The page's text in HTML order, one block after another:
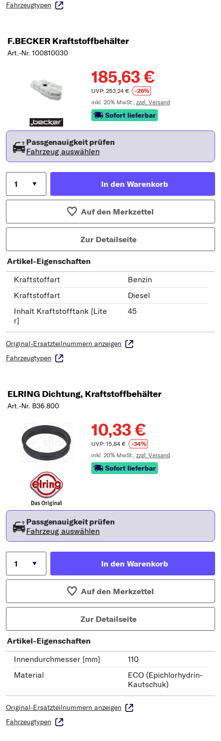
Fahrzeugtypen
F.BECKER Kraftstoffbehälter
Art.-Nr. 100810030
185,63 €
UVP: 253,24 €
-26%
inkl. 20% MwSt., zzgl. Versand
Sofort lieferbar
Passgenauigkeit prüfen
Fahrzeug auswählen
In den Warenkorb
Auf den Merkzettel
Zur Detailseite
Artikel-Eigenschaften
Kraftstoffart
Benzin
Kraftstoffart
Diesel
Inhalt Kraftstofftank [Lite
r]
45
Original-Ersatzteilnummern anzeigen
Fahrzeugtypen
ELRING Dichtung, Kraftstoffbehälter
Art.-Nr. B36.800
10,33 €
UVP: 15,84 €
-34%
inkl. 20% MwSt., zzgl. Versand
Sofort lieferbar
Passgenauigkeit prüfen
Fahrzeug auswählen
In den Warenkorb
Auf den Merkzettel
Zur Detailseite
Artikel-Eigenschaften
Innendurchmesser [mm]
110
Material
ECO (Epichlorhydrin-
Kautschuk)
Original-Ersatzteilnummern anzeigen
Fahrzeugtypen